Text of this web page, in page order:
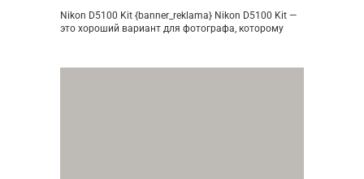
Nikon D5100 Kit {banner_reklama} Nikon D5100 Kit —
это хороший вариант для фотографа, которому